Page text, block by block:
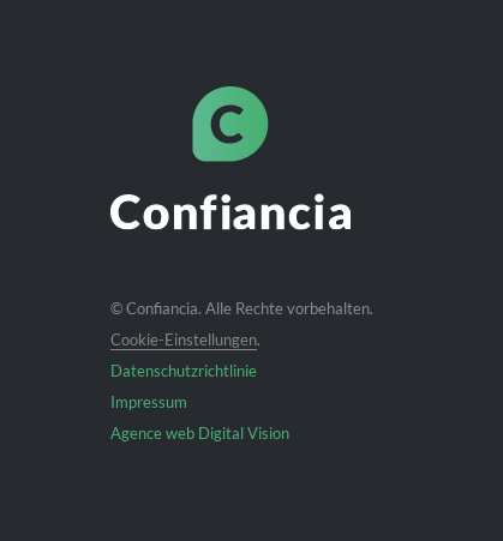
© Confiancia. Alle Rechte vorbehalten.
Cookie-Einstellungen.
Datenschutzrichtlinie
Impressum
Agence web Digital Vision